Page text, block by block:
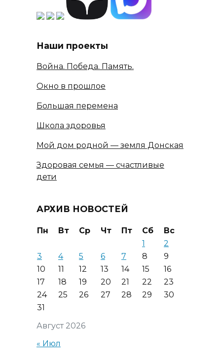
Наши проекты
Война. Победа. Память.
Окно в прошлое
Большая перемена
Школа здоровья
Мой дом родной — земля Донская
Здоровая семья — счастливые
дети
АРХИВ НОВОСТЕЙ
Август 2026
Пн Вт Ср Чт Пт Сб
Вс
1
2
3
4 5 6 7 8
9
10
11 12 13 14 15
16
17
18 19 20 21 22
23
24
25 26 27 28 29
30
31
« Июл